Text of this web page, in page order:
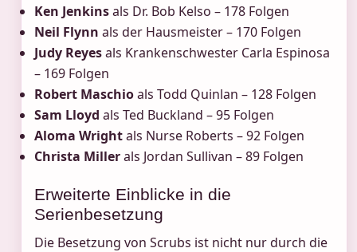
Ken Jenkinsals Dr. Bob Kelso – 178 Folgen
Neil Flynn als der Hausmeister – 170 Folgen
Judy Reyesals Krankenschwester Carla Espinosa
– 169 Folgen
Robert Maschioals Todd Quinlan – 128 Folgen
Sam Lloyd als Ted Buckland – 95 Folgen
Aloma Wrightals Nurse Roberts – 92 Folgen
Christa Millerals Jordan Sullivan – 89 Folgen
Erweiterte Einblicke in die
Serienbesetzung
Die Besetzung von Scrubs ist nicht nur durch die